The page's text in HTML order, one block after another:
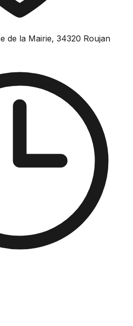
de la Mairie, 34320 Roujan